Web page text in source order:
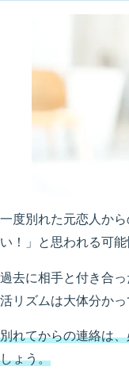
一度別れた元恋人か
い！」と思われる可能
過去に相手と付き合
活リズムは大体分かっ
別れてからの連絡は
しょう。